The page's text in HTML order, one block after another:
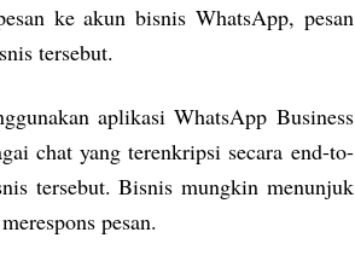
ke akun bisnis WhatsApp, pesan
tersebut.
aplikasi WhatsApp Business
chat yang terenkripsi secara end-to-
tersebut. Bisnis mungkin menunjuk
pesan.